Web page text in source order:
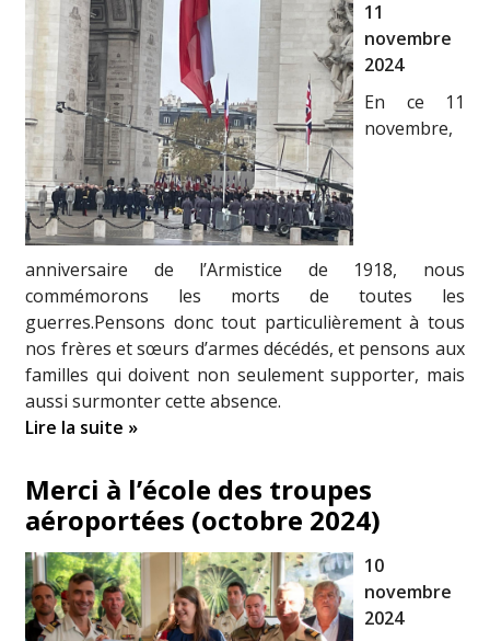
11
novembre
2024
En ce 11
novembre,
anniversaire de l’Armistice de 1918, nous
commémorons les morts de toutes les
guerres.Pensons donc tout particulièrement à tous
nos frères et sœurs d’armes décédés, et pensons aux
familles qui doivent non seulement supporter, mais
aussi surmonter cette absence.
Lire la suite »
Merci à l’école des troupes
aéroportées (octobre 2024)
10
novembre
2024